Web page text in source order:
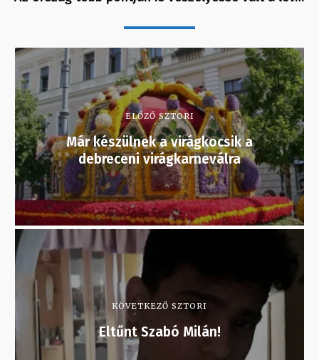
ELŐZŐ SZTORI
Már készülnek a virágkocsik a
debreceni virágkarneválra
KÖVETKEZŐ SZTORI
Eltűnt Szabó Milán!